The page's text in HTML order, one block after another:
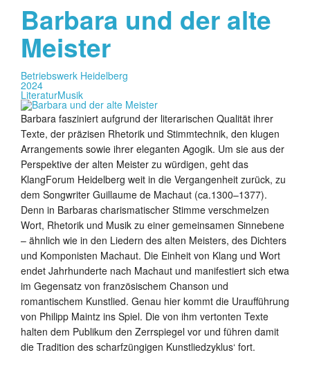
Barbara und der alte
Meister
Betriebswerk Heidelberg
2024
LiteraturMusik
Barbara fasziniert aufgrund der literarischen Qualität ihrer
Texte, der präzisen Rhetorik und Stimmtechnik, den klugen
Arrangements sowie ihrer eleganten Agogik. Um sie aus der
Perspektive der alten Meister zu würdigen, geht das
KlangForum Heidelberg weit in die Vergangenheit zurück, zu
dem Songwriter Guillaume de Machaut (ca.1300–1377).
Denn in Barbaras charismatischer Stimme verschmelzen
Wort, Rhetorik und Musik zu einer gemeinsamen Sinnebene
– ähnlich wie in den Liedern des alten Meisters, des Dichters
und Komponisten Machaut. Die Einheit von Klang und Wort
endet Jahrhunderte nach Machaut und manifestiert sich etwa
im Gegensatz von französischem Chanson und
romantischem Kunstlied. Genau hier kommt die Uraufführung
von Philipp Maintz ins Spiel. Die von ihm vertonten Texte
halten dem Publikum den Zerrspiegel vor und führen damit
die Tradition des scharfzüngigen Kunstliedzyklus‘ fort.